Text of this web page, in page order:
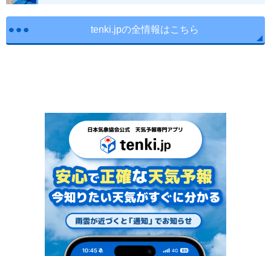
tenki.jpの全情報はこちら